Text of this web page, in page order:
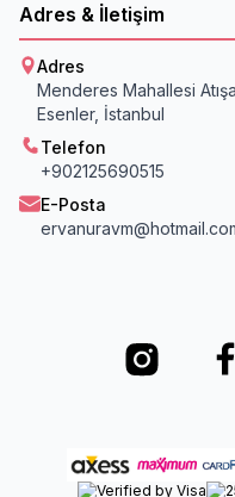
Adres & İletişim
Adres
Menderes Mahallesi
Esenler, İstanbul
Telefon
+902125690515
E-Posta